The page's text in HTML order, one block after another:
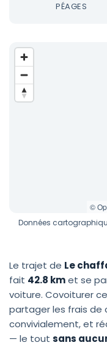
PÉAGES
©
Données
Le trajet de Le
fait 42.8 kmet se
voiture. Covoiturer
partager les frais de
convivialement, et
— le tout sans